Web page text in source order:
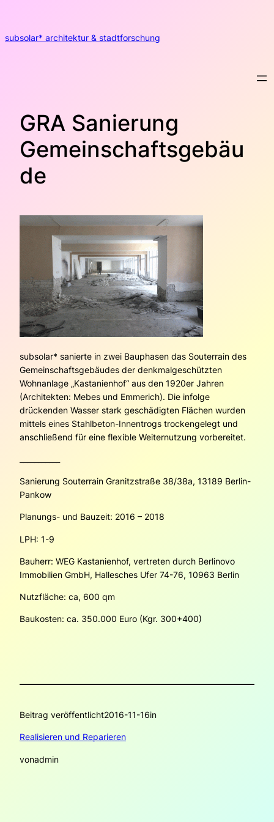
springen
subsolar* architektur & stadtforschung
GRA Sanierung
Gemeinschaftsgebäu
de
subsolar* sanierte in zwei Bauphasen das Souterrain des
Gemeinschaftsgebäudes der denkmalgeschützten
Wohnanlage „Kastanienhof“ aus den 1920er Jahren
(Architekten: Mebes und Emmerich). Die infolge
drückenden Wasser stark geschädigten Flächen wurden
mittels eines Stahlbeton-Innentrogs trockengelegt und
anschließend für eine flexible Weiternutzung vorbereitet.
Sanierung Souterrain Granitzstraße 38/38a, 13189 Berlin-
Pankow
Planungs- und Bauzeit: 2016 – 2018
LPH: 1-9
Bauherr: WEG Kastanienhof, vertreten durch Berlinovo
Immobilien GmbH, Hallesches Ufer 74-76, 10963 Berlin
Nutzfläche: ca, 600 qm
Baukosten: ca. 350.000 Euro (Kgr. 300+400)
Beitrag veröffentlicht2016-11-16in
Realisieren und Reparieren
vonadmin